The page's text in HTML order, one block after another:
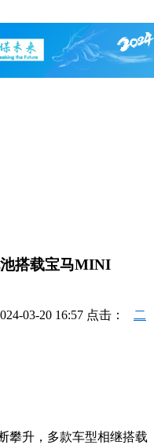
搭载宝马MINI
03-20 16:57 点击： 二
攀升，多款车型相继搭载